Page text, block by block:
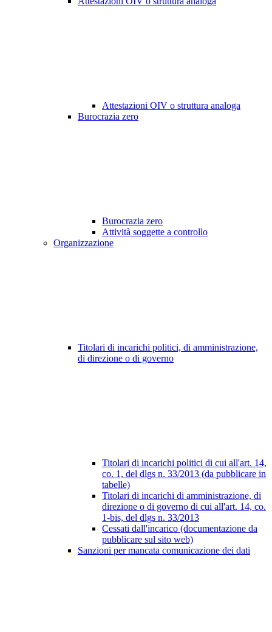
Attestazioni OIV o struttura analoga
Burocrazia zero
Burocrazia zero
Attività soggette a controllo
Organizzazione
Titolari di incarichi politici, di amministrazione,
di direzione o di governo
Titolari di incarichi politici di cui all'art. 14,
co. 1, del dlgs n. 33/2013 (da pubblicare in
tabelle)
Titolari di incarichi di amministrazione, di
direzione o di governo di cui all'art. 14, co.
1-bis, del dlgs n. 33/2013
Cessati dall'incarico (documentazione da
pubblicare sul sito web)
Sanzioni per mancata comunicazione dei dati